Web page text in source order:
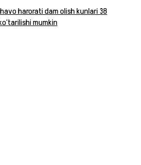
harorati dam olish kunlari 38
mumkin